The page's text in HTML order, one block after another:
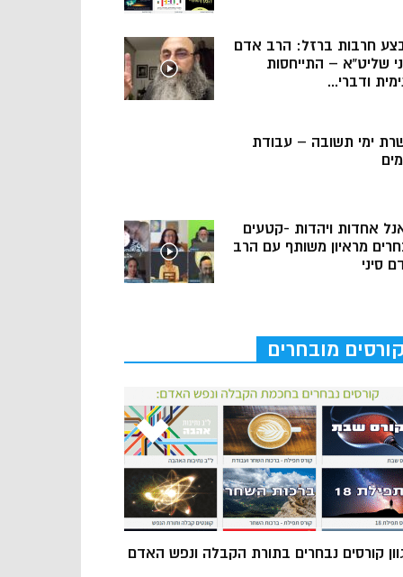
חרבות ברזל: הרב אדם
שליט”א – התייחסות
ודברי...
ימי תשובה – עבודת
אחדות ויהדות -קטעים
מראיון משותף עם הרב
סיני
קורסים מובחרים
קורסים נבחרים בתורת הקבלה ונפש האדם